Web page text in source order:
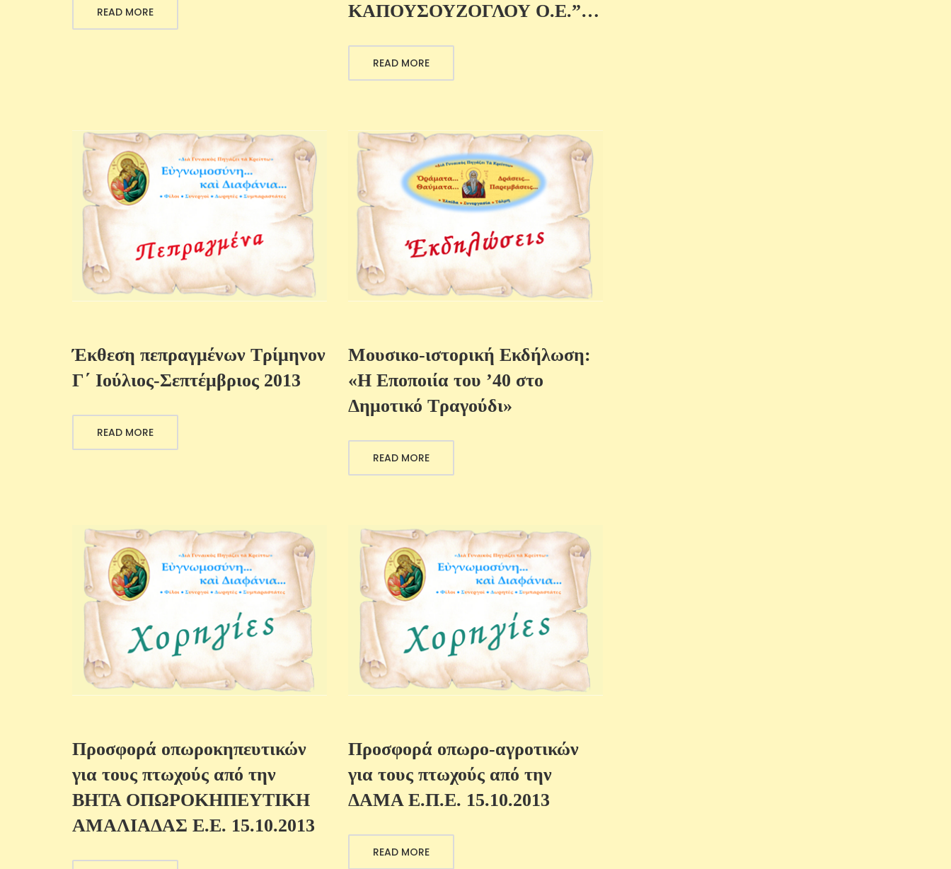
READ MORE
ΚΑΠΟΥΣΟΥΖΟΓΛΟΥ Ο.Ε.”…
READ MORE
Έκθεση πεπραγμένων Τρίμηνον
Γ΄ Ιούλιος-Σεπτέμβριος 2013
READ MORE
Μουσικο-ιστορική Εκδήλωση:
«Η Εποποιία του ’40 στο
Δημοτικό Τραγούδι»
READ MORE
Προσφορά οπωροκηπευτικών
για τους πτωχούς από την
ΒΗΤΑ ΟΠΩΡΟΚΗΠΕΥΤΙΚΗ
ΑΜΑΛΙΑΔΑΣ Ε.Ε. 15.10.2013
Προσφορά οπωρο-αγροτικών
για τους πτωχούς από την
ΔΑΜΑ Ε.Π.Ε. 15.10.2013
READ MORE